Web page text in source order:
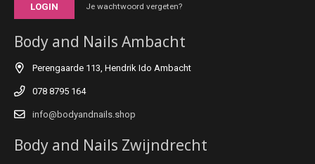
LOGIN Je wachtwoord vergeten?
Body and Nails Ambacht
Perengaarde 113, Hendrik Ido Ambacht
078 8795 164
info@bodyandnails.shop
Body and Nails Zwijndrecht